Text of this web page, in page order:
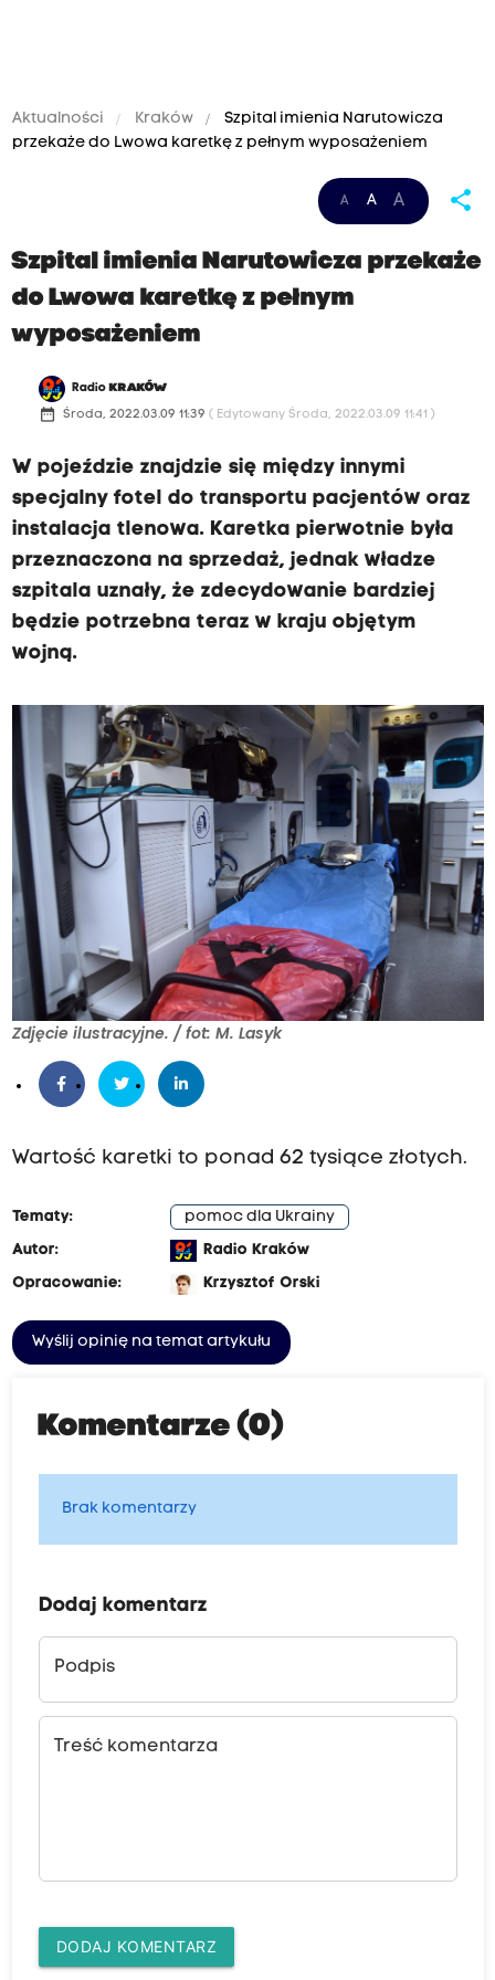
Aktualności Kraków
Szpital imienia Narutowicza
przekaże do Lwowa karetkę z pełnym wyposażeniem
A A A share
Szpital imienia Narutowicza przekaże
do Lwowa karetkę z pełnym
wyposażeniem
Radio KRAKÓW
date_range Środa, 2022.03.09 11:39 ( Edytowany Środa, 2022.03.09 11:41 )
W pojeździe znajdzie się między innymi
specjalny fotel do transportu pacjentów oraz
instalacja tlenowa. Karetka pierwotnie była
przeznaczona na sprzedaż, jednak władze
szpitala uznały, że zdecydowanie bardziej
będzie potrzebna teraz w kraju objętym
wojną.
Zdjęcie ilustracyjne. / fot: M. Lasyk
Wartość karetki to ponad 62 tysiące złotych.
Tematy:
pomoc dla Ukrainy
Autor:
Radio Kraków
Opracowanie:
Krzysztof Orski
Wyślij opinię na temat artykułu
Komentarze (0)
Brak komentarzy
Dodaj komentarz
Podpis
Treść komentarza
DODAJ KOMENTARZ